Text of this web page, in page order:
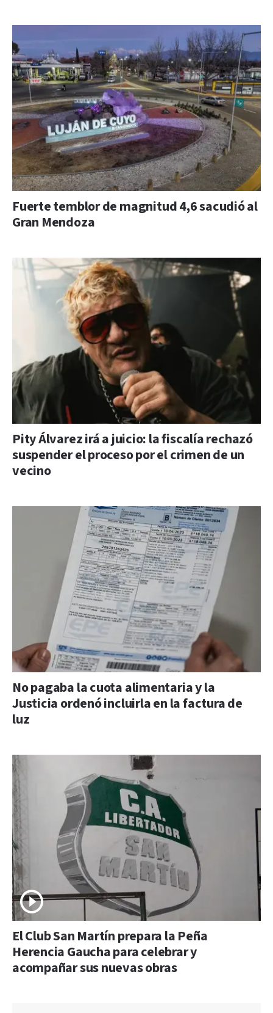
Fuerte temblor de magnitud 4,6 sacudió al
Gran Mendoza
Pity Álvarez irá a juicio: la fiscalía rechazó
suspender el proceso por el crimen de un
vecino
No pagaba la cuota alimentaria y la
Justicia ordenó incluirla en la factura de
luz
El Club San Martín prepara la Peña
Herencia Gaucha para celebrar y
acompañar sus nuevas obras